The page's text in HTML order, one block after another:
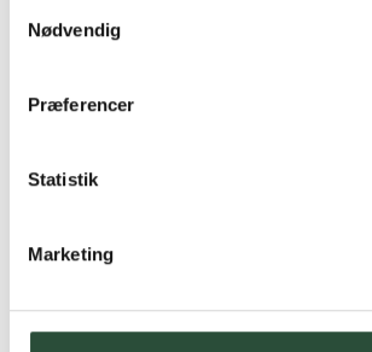
Nødvendig
Præferencer
Statistik
Marketing